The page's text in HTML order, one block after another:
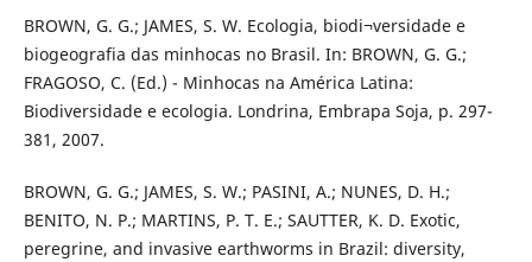
BROWN, G. G.; JAMES, S. W. Ecologia, biodi¬versidade e
biogeografia das minhocas no Brasil. In: BROWN, G. G.;
FRAGOSO, C. (Ed.) - Minhocas na América Latina:
Biodiversidade e ecologia. Londrina, Embrapa Soja, p. 297-
381, 2007.
BROWN, G. G.; JAMES, S. W.; PASINI, A.; NUNES, D. H.;
BENITO, N. P.; MARTINS, P. T. E.; SAUTTER, K. D. Exotic,
peregrine, and invasive earthworms in Brazil: diversity,